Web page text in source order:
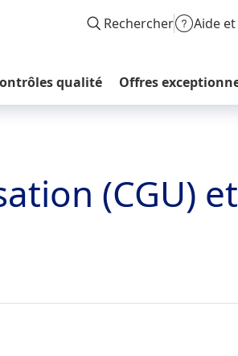
Rechercher Aide
qualité Offres
(CGU)